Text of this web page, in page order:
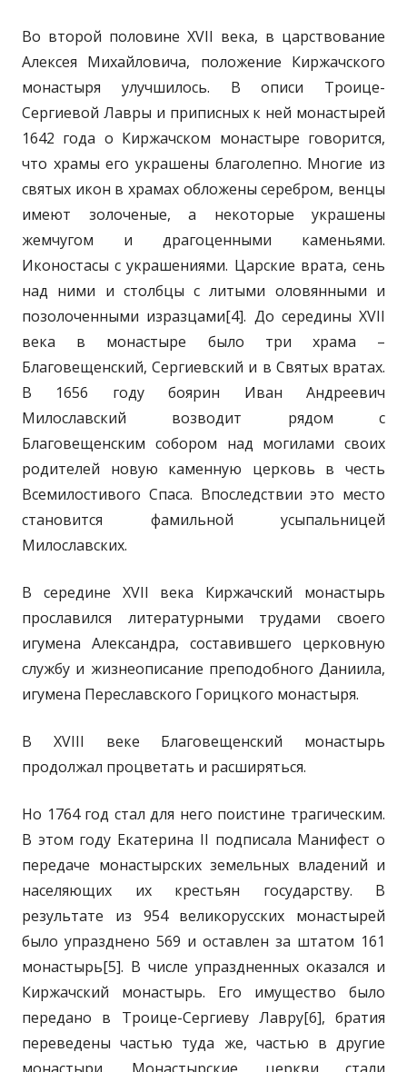
Во второй половине XVII века, в царствование
Алексея Михайловича, положение Киржачского
монастыря улучшилось. В описи Троице-
Сергиевой Лавры и приписных к ней монастырей
1642 года о Киржачском монастыре говорится,
что храмы его украшены благолепно. Многие из
святых икон в храмах обложены серебром, венцы
имеют золоченые, а некоторые украшены
жемчугом и драгоценными каменьями.
Иконостасы с украшениями. Царские врата, сень
над ними и столбцы с литыми оловянными и
позолоченными изразцами[4]. До середины XVII
века в монастыре было три храма –
Благовещенский, Сергиевский и в Святых вратах.
В 1656 году боярин Иван Андреевич
Милославский возводит рядом с
Благовещенским собором над могилами своих
родителей новую каменную церковь в честь
Всемилостивого Спаса. Впоследствии это место
становится фамильной усыпальницей
Милославских.
В середине XVII века Киржачский монастырь
прославился литературными трудами своего
игумена Александра, составившего церковную
службу и жизнеописание преподобного Даниила,
игумена Переславского Горицкого монастыря.
В XVIII веке Благовещенский монастырь
продолжал процветать и расширяться.
Но 1764 год стал для него поистине трагическим.
В этом году Екатерина II подписала Манифест о
передаче монастырских земельных владений и
населяющих их крестьян государству. В
результате из 954 великорусских монастырей
было упразднено 569 и оставлен за штатом 161
монастырь[5]. В числе упраздненных оказался и
Киржачский монастырь. Его имущество было
передано в Троице-Сергиеву Лавру[6], братия
переведены частью туда же, частью в другие
монастыри. Монастырские церкви стали